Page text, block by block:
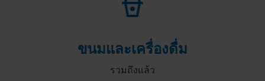
ขนมและเครื่องดื่ม
รวมถึงแล้ว